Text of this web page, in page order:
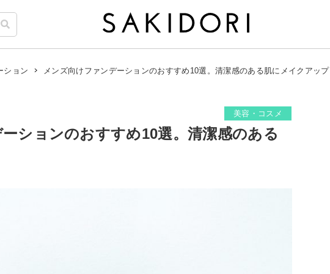
ション メンズ向けファンデーションのおすすめ10選。清潔感のある肌にメイクアップ
美容・コスメ
ションのおすすめ10選。清潔感のある